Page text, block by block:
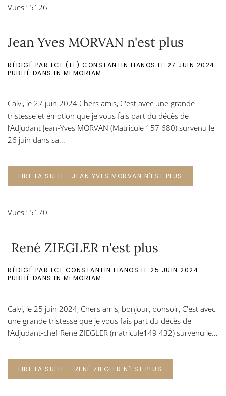
Vues : 5126
Jean Yves MORVAN n'est plus
RÉDIGÉ PAR LCL (TE) CONSTANTIN LIANOS LE 27 JUIN 2024.
PUBLIÉ DANS IN MEMORIAM .
Calvi, le 27 juin 2024 Chers amis, C'est avec une grande
tristesse et émotion que je vous fais part du décès de
l’Adjudant Jean-Yves MORVAN (Matricule 157 680) survenu le
26 juin dans sa...
LIRE LA SUITE...JEAN YVES MORVAN N'EST PLUS
Vues : 5170
René ZIEGLER n'est plus
RÉDIGÉ PAR LCL CONSTANTIN LIANOS LE 25 JUIN 2024.
PUBLIÉ DANS IN MEMORIAM .
Calvi, le 25 juin 2024, Chers amis, bonjour, bonsoir, C'est avec
une grande tristesse que je vous fais part du décès de
l’Adjudant-chef René ZIEGLER (matricule149 432) survenu le...
LIRE LA SUITE... RENÉ ZIEGLER N'EST PLUS